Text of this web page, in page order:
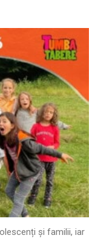
și familii, iar